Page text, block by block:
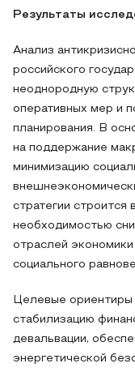
Результаты
Анализ
российского
неоднородную
оперативных мер и
планирования. В
на поддержание
минимизацию
стратегии строится
необходимостью
отраслей
социального
Целевые ориентиры
стабилизацию
девальвации,
энергетической